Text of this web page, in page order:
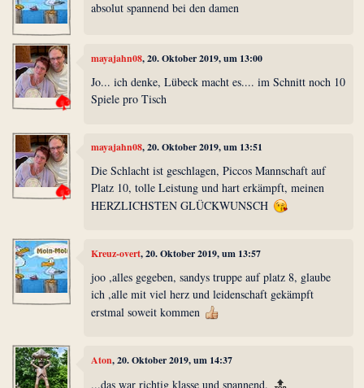
absolut spannend bei den damen
mayajahn08, 20. Oktober 2019, um 13:00
Jo... ich denke, Lübeck macht es.... im Schnitt noch 10
Spiele pro Tisch
mayajahn08, 20. Oktober 2019, um 13:51
Die Schlacht ist geschlagen, Piccos Mannschaft auf
Platz 10, tolle Leistung und hart erkämpft, meinen
HERZLICHSTEN GLÜCKWUNSCH
Kreuz-overt, 20. Oktober 2019, um 13:57
joo ,alles gegeben, sandys truppe auf platz 8, glaube
ich ,alle mit viel herz und leidenschaft gekämpft
erstmal soweit kommen
Aton, 20. Oktober 2019, um 14:37
...das war richtig klasse und spannend.